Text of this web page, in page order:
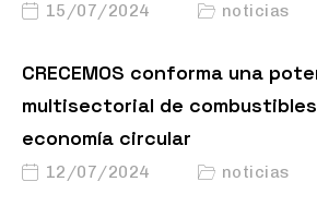
15/07/2024 noticias
CRECEMOS conforma una
multisectorial de
economía circular
12/07/2024 noticias